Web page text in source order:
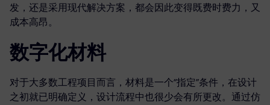
发，还是采用现代解决方案，都会因此变得既费时费力，又
成本高昂。
数字化材料
对于大多数工程项目而言，材料是一个“指定”条件，在设计
之初就已明确定义，设计流程中也很少会有所更改。通过仿